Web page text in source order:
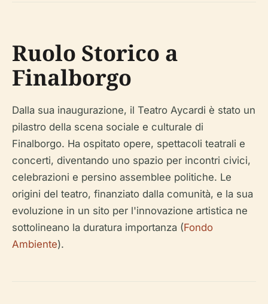
Ruolo Storico a
Finalborgo
Dalla sua inaugurazione, il Teatro Aycardi è stato un
pilastro della scena sociale e culturale di
Finalborgo. Ha ospitato opere, spettacoli teatrali e
concerti, diventando uno spazio per incontri civici,
celebrazioni e persino assemblee politiche. Le
origini del teatro, finanziato dalla comunità, e la sua
evoluzione in un sito per l'innovazione artistica ne
sottolineano la duratura importanza (Fondo
Ambiente).